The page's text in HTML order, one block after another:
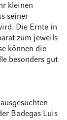
kleinen
seiner
Die Ernte in
zum jeweils
können die
besonders gut
Bodegas Luis